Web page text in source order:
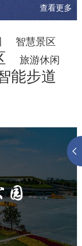
查看更多
智慧景区
旅游休闲
能步道
公园
圾桶